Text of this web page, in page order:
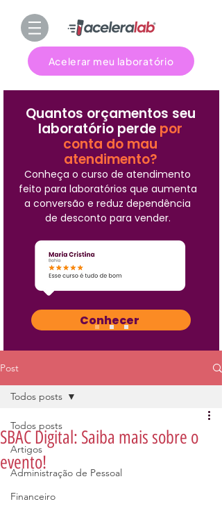
Acelerar meu laboratório
Quantos orçamentos seu
laboratório perde por
conta do mau
atendimento?
Conheça o curso de atendimento
feito para laboratórios que aumenta
a conversão e reduz dependência
de desconto para vender.
Conhecer
Post
Todos posts
Artigos
Administração de Pessoal
Financeiro
Todos posts
SBAC Digital: Saiba mais sobre o
evento!